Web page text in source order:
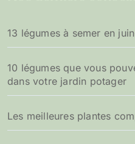
13 légumes à semer en
10 légumes que vous
dans votre jardin potager
Les meilleures plantes